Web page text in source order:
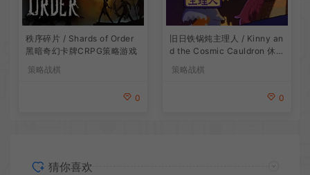
秩序碎片 / Shards of Order
黑暗奇幻卡牌CRPG策略游戏
策略战棋
0
旧日铁锅炖主理人 / Kinny an
d the Cosmic Cauldron 休闲
策略战棋
0
猜你喜欢